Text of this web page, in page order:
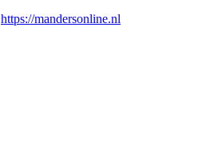
https://mandersonline.nl